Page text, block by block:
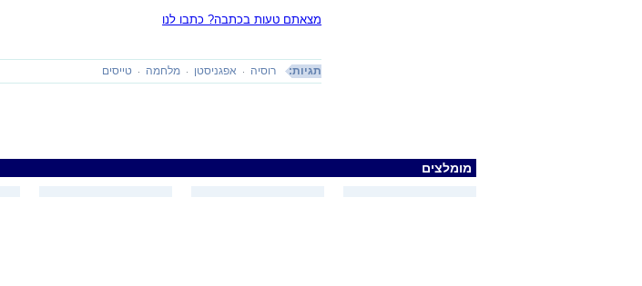
מצאתם טעות בכתבה? כתבו לנו
תגיות: רוסיה אפגניסטן מלחמה טייסים
מומלצים